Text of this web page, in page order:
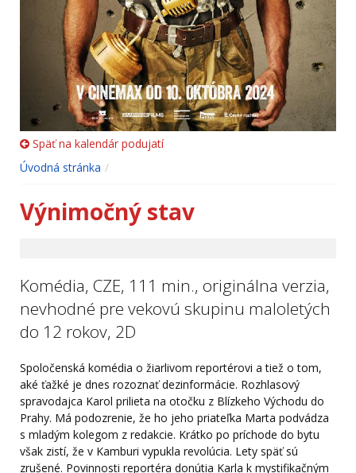
Späť na kalendár podujatí
Úvodná stránka
Výnimočný stav
Komédia, CZE, 111 min., originálna verzia,
nevhodné pre vekovú skupinu maloletých
do 12 rokov, 2D
Spoločenská komédia o žiarlivom reportérovi a tiež o tom,
aké ťažké je dnes rozoznať dezinformácie. Rozhlasový
spravodajca Karol prilieta na otočku z Blízkeho Východu do
Prahy. Má podozrenie, že ho jeho priateľka Marta podvádza
s mladým kolegom z redakcie. Krátko po príchode do bytu
však zistí, že v Kamburi vypukla revolúcia. Lety späť sú
zrušené. Povinnosti reportéra donútia Karla k mystifikačným